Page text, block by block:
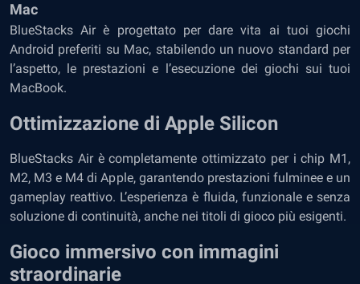
Mac
BlueStacks Air è progettato per dare vita ai tuoi giochi
Android preferiti su Mac, stabilendo un nuovo standard per
l’aspetto, le prestazioni e l’esecuzione dei giochi sui tuoi
MacBook.
Ottimizzazione di Apple Silicon
BlueStacks Air è completamente ottimizzato per i chip M1,
M2, M3 e M4 di Apple, garantendo prestazioni fulminee e un
gameplay reattivo. L’esperienza è fluida, funzionale e senza
soluzione di continuità, anche nei titoli di gioco più esigenti.
Gioco immersivo con immagini
straordinarie